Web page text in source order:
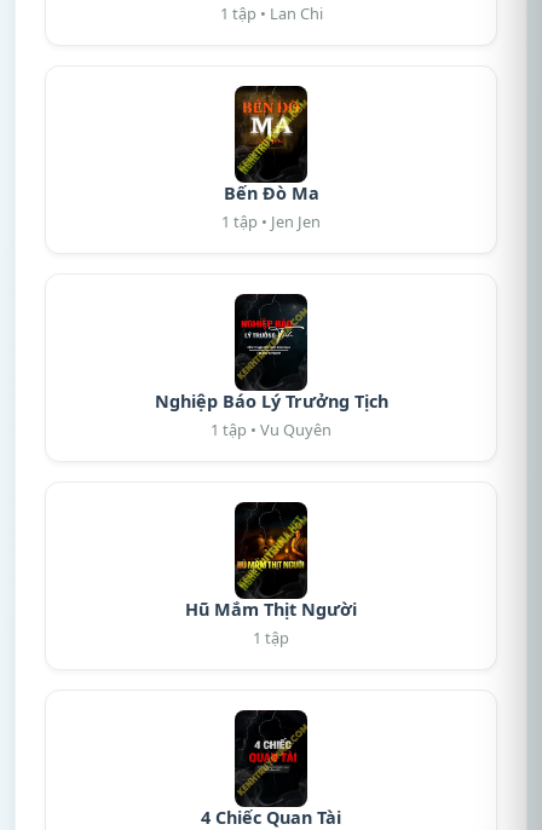
1 tập • Lan Chi
Bến Đò Ma
1 tập • Jen Jen
Nghiệp Báo Lý Trưởng Tịch
1 tập • Vu Quyên
Hũ Mắm Thịt Người
1 tập
4 Chiếc Quan Tài